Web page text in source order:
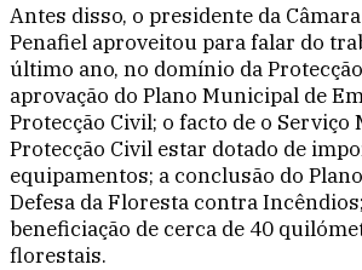
Antes disso, o presidente da
Penafiel aproveitou para falar do
último ano, no domínio da
aprovação do Plano Municipal de
Protecção Civil; o facto de o Serviço
Protecção Civil estar dotado de
equipamentos; a conclusão do
Defesa da Floresta contra
beneficiação de cerca de 40
florestais.